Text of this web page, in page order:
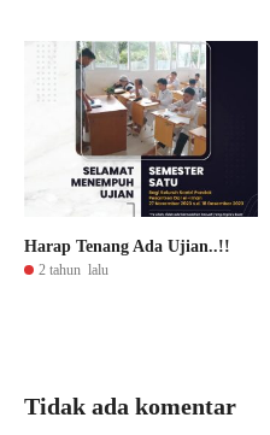
Harap Tenang Ada Ujian..!!
2 tahun lalu
Tidak ada komentar